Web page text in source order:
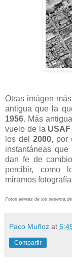
Otras imágen
antigua que la
1956. Más
vuelo de la USAF
los del2000, por
instantáneas
dan fe de
percibir, como
miramos
Fotos aéreas de los
Paco Muñoz at
Compartir